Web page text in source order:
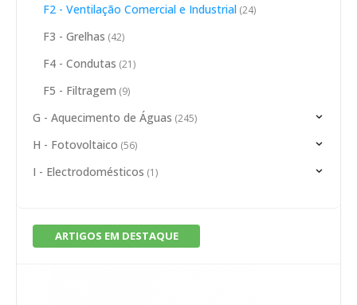
F2 - Ventilação Comercial e Industrial (24)
F3 - Grelhas (42)
F4 - Condutas (21)
F5 - Filtragem (9)
G - Aquecimento de Águas (245)
H - Fotovoltaico (56)
I - Electrodomésticos (1)
ARTIGOS EM DESTAQUE